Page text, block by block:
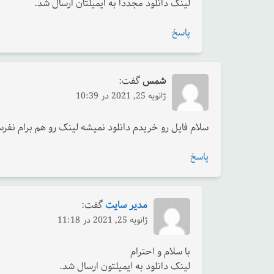
لینک دانلود مجددا به ایمیلتان ارسال شد.
پاسخ
شمسگفت:
ژانویه 25, 2021 در 10:39
سلام فایل رو خریدم دانلود نمیشه لینک رو هم برام
پاسخ
مدیر سایتگفت:
ژانویه 25, 2021 در 11:18
با سلام و احترام
لینک دانلود به ایمیلتون ارسال شد.